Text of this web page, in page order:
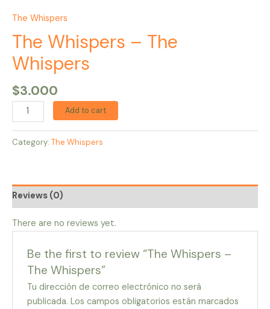
The Whispers
The Whispers – The
Whispers
$3.000
Add to cart
Category: The Whispers
Reviews (0)
There are no reviews yet.
Be the first to review “The Whispers –
The Whispers”
Tu dirección de correo electrónico no será
publicada. Los campos obligatorios están marcados